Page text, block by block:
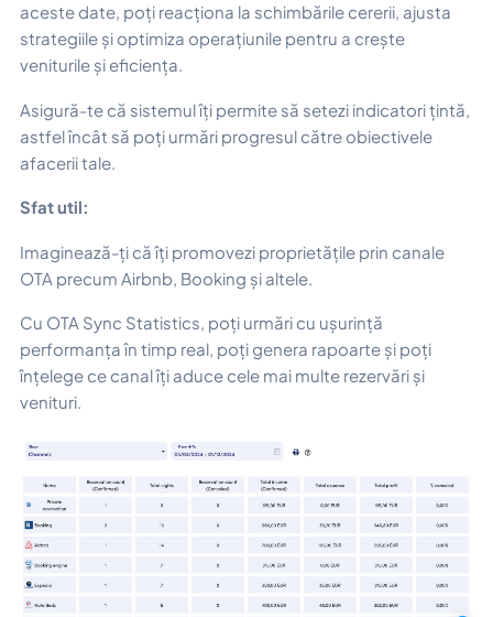
aceste date, poți reacționa la schimbările cererii, ajusta
strategiile și optimiza operațiunile pentru a crește
veniturile și eficiența.
Asigură-te că sistemul îți permite să setezi indicatori țintă,
astfel încât să poți urmări progresul către obiectivele
afacerii tale.
Sfat util:
Imaginează-ți că îți promovezi proprietățile prin canale
OTA precum Airbnb, Booking și altele.
Cu OTA Sync Statistics, poți urmări cu ușurință
performanța în timp real, poți genera rapoarte și poți
înțelege ce canal îți aduce cele mai multe rezervări și
venituri.